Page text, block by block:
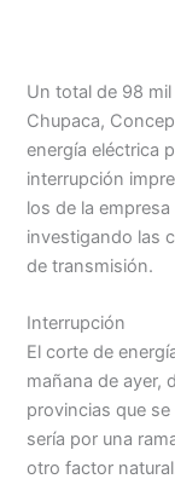
Un total de 98
Chupaca,
energía eléctrica
interrupción
los de la
investigando las
de transmisión.
Interrupción
El corte de
mañana de ayer,
provincias que
sería por una
otro factor